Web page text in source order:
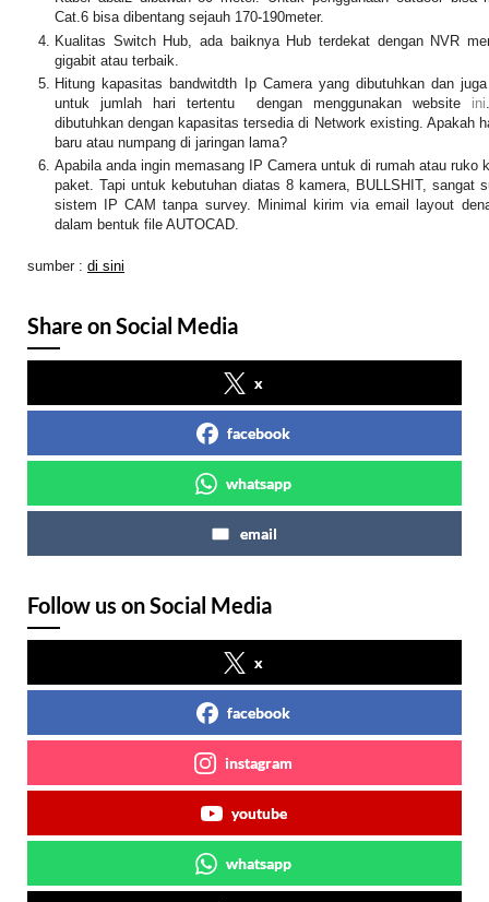
Cat.6 bisa dibentang sejauh 170-190meter.
Kualitas Switch Hub, ada baiknya Hub terdekat dengan NVR
gigabit atau terbaik.
Hitung kapasitas bandwitdth Ip Camera yang dibutuhkan dan
untuk jumlah hari tertentu dengan menggunakan website ini
dibutuhkan dengan kapasitas tersedia di Network existing. Apakah
baru atau numpang di jaringan lama?
Apabila anda ingin memasang IP Camera untuk di rumah atau ruko
paket. Tapi untuk kebutuhan diatas 8 kamera, BULLSHIT, sangat
sistem IP CAM tanpa survey. Minimal kirim via email layout
dalam bentuk file AUTOCAD.
sumber : di sini
Share on Social Media
x
facebook
whatsapp
email
Follow us on Social Media
x
facebook
instagram
youtube
whatsapp